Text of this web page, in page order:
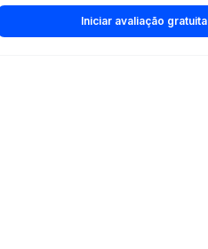
Iniciar avaliação gratuita